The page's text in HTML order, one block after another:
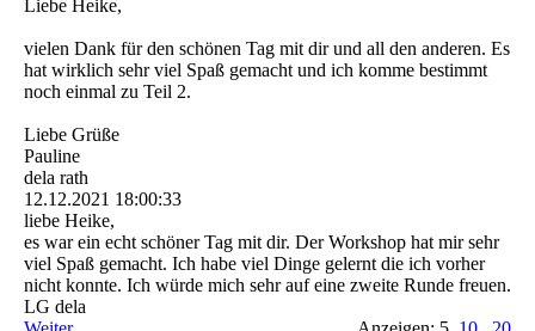
Liebe Heike,
vielen Dank für den schönen Tag mit dir und all den anderen. Es
hat wirklich sehr viel Spaß gemacht und ich komme bestimmt
noch einmal zu Teil 2.
Liebe Grüße
Pauline
dela rath
12.12.2021 18:00:33
liebe Heike,
es war ein echt schöner Tag mit dir. Der Workshop hat mir sehr
viel Spaß gemacht. Ich habe viel Dinge gelernt die ich vorher
nicht konnte. Ich würde mich sehr auf eine zweite Runde freuen.
LG dela